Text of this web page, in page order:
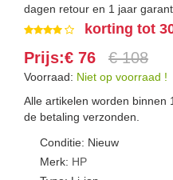
dagen retour en 1 jaar
korting tot
Prijs:€ 76 € 108
Voorraad: Niet op voorraad !
Alle artikelen worden binnen
de betaling verzonden.
Conditie: Nieuw
Merk: HP